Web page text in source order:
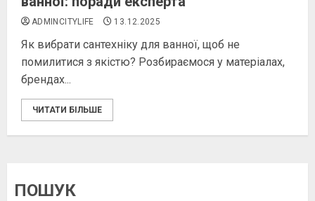
ADMINCITYLIFE 13.12.2025
Як вибрати сантехніку для ванної, щоб не
помилитися з якістю? Розбираємося у матеріалах,
брендах...
ЧИТАТИ БІЛЬШЕ
ПОШУК